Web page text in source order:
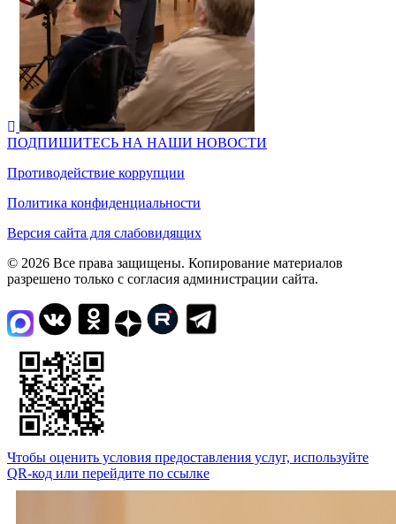
ПОДПИШИТЕСЬ НА НАШИ НОВОСТИ
Противодействие коррупции
Политика конфиденциальности
Версия сайта для слабовидящих
© 2026 Все права защищены. Копирование материалов
разрешено только с согласия администрации сайта.
Чтобы оценить условия предоставления услуг, используйте
QR-код или перейдите по ссылке